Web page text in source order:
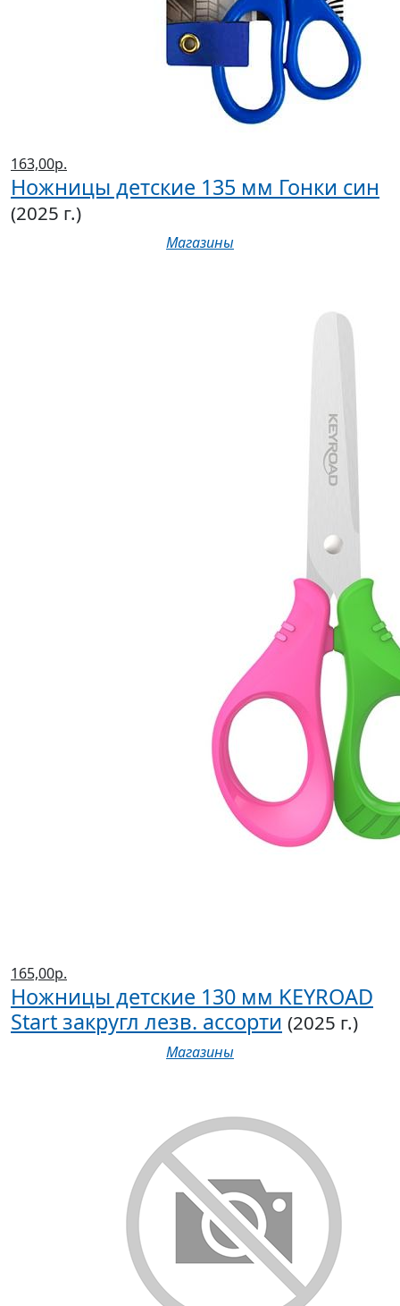
163,00р.
Ножницы детские 135 мм Гонки син
(2025 г.)
Магазины
165,00р.
Ножницы детские 130 мм KEYROAD
Start закругл лезв. ассорти (2025 г.)
Магазины